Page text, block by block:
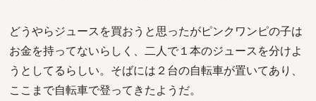
どうやらジュースを買おうと思ったがピンクワンピの子は
お金を持ってないらしく、二人で１本のジュースを分けよ
うとしてるらしい。そばには２台の自転車が置いてあり、
ここまで自転車で登ってきたようだ。